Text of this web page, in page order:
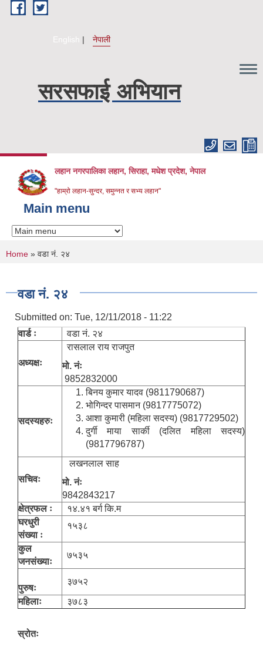
Skip to main content
English नेपाली
सरसफाई अभियान
लहान नगरपालिका लहान, सिराहा, मधेश प्रदेश, नेपाल
"हाम्रो लहान-सुन्दर, समुन्नत र सभ्य लहान"
Main menu
You are here
Home » वडा नं. २४
वडा नं. २४
Submitted on: Tue, 12/11/2018 - 11:22
वार्ड ः
वडा नं. २४
अध्यक्षः
रासलाल राय राजपुत
मो. नंः
9852832000
सदस्यहरुः
बिनय कुमार यादव (9811790687)
भोगिन्दर पासमान (9817775072)
आशा कुमारी (महिला सदस्य) (9817729502)
दुर्गी माया सार्की (दलित महिला सदस्य)
(9817796787)
सचिवः
लखनलाल साह
मो. नंः
9842843217
क्षेत्रफल ः
१४.४१ बर्ग कि.म
घरधुरी
संख्या ः
१५३८
कुल
जनसंख्याः
७५३५
पुरुषः
३७५२
महिलाः
३७८३
स्रोतः